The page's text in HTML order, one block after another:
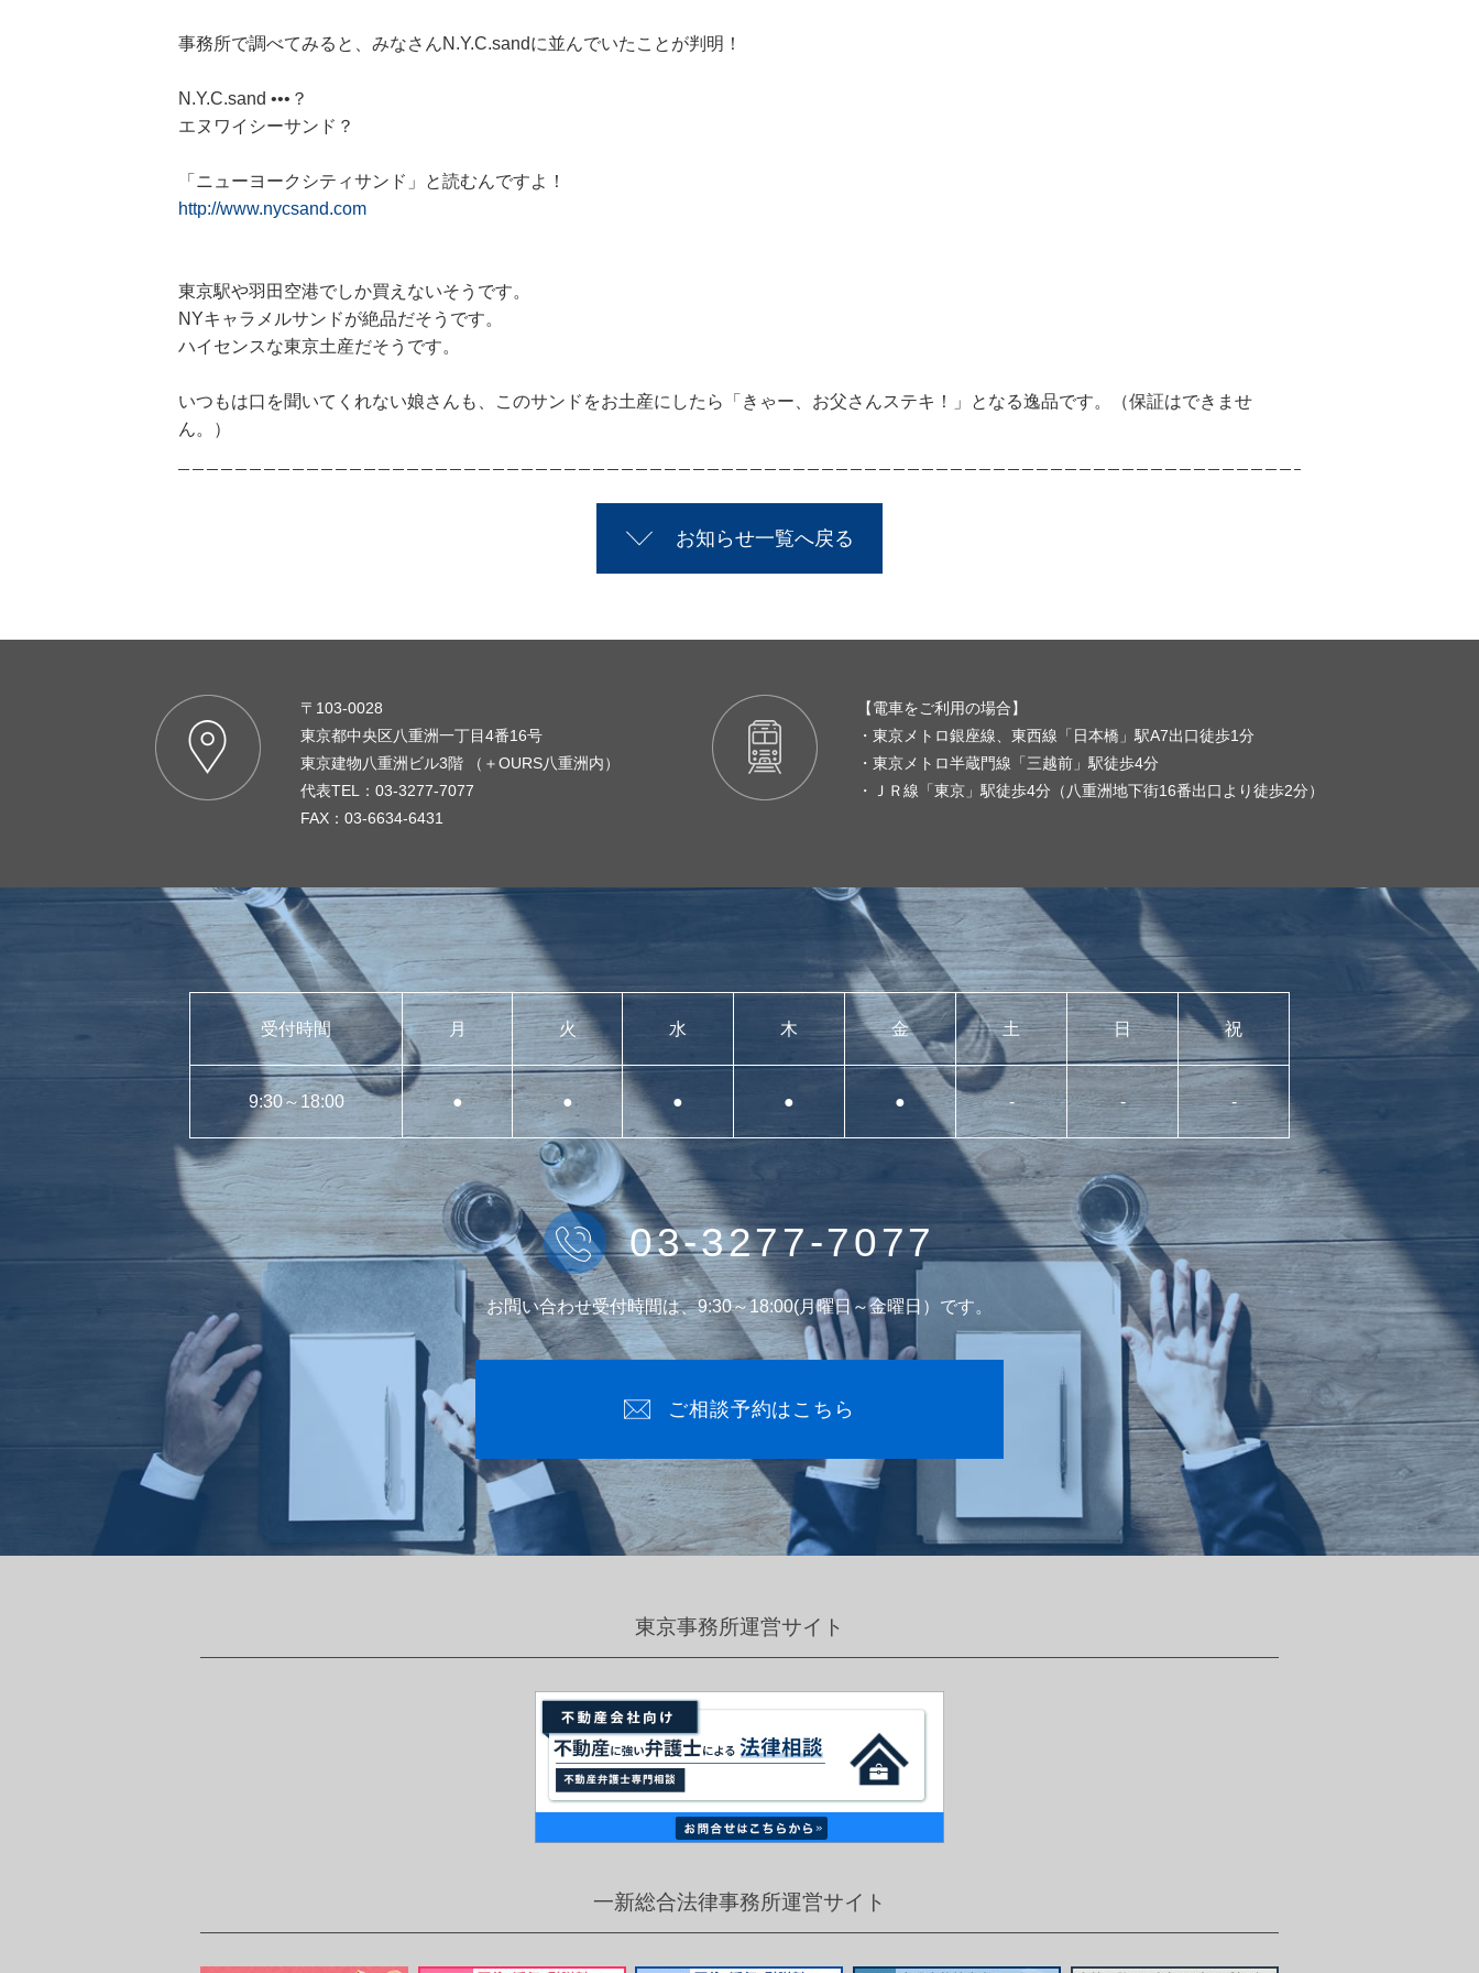
事務所で調べてみると、 みなさんN.Y.C.sandに並んでいたことが判明！
N.Y.C.sand •••？
エヌワイシーサンド？
「ニューヨークシティサンド」と読むんですよ！
http://www.nycsand.com
東京駅や羽田空港でしか買えないそうです。
NYキャラメルサンドが絶品だそうです。
ハイセンスな東京土産だそうです。
いつもは口を聞いてくれない娘さんも、このサンドをお土産にしたら「きゃー、お父さんステキ！」となる逸品です。（保証はできませ
ん。）
お知らせ一覧へ戻る
〒103-0028
東京都中央区八重洲一丁目4番16号
東京建物八重洲ビル3階 （＋OURS八重洲内）
代表TEL：03-3277-7077
FAX：03-6634-6431
【電車をご利用の場合】
・東京メトロ銀座線、東西線「日本橋」駅A7出口徒歩1分
・東京メトロ半蔵門線「三越前」駅徒歩4分
・ＪＲ線「東京」駅徒歩4分（八重洲地下街16番出口より徒歩2分）
受付時間 月 火 水 木 金 土 日 祝
9:30～18:00 ● ● ● ● ● - - -
03-3277-7077
お問い合わせ受付時間は、9:30～18:00(月曜日～金曜日）です。
ご相談予約はこちら
東京事務所運営サイト
一新総合法律事務所運営サイト